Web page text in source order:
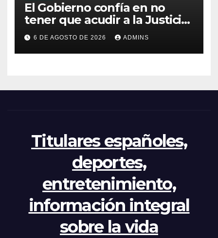
El Gobierno confía en no
tener que acudir a la Justicia
por el reparto de menores
mientras el PP pide la
apertura del Congreso por la
6 DE AGOSTO DE 2026 ADMINS
Titulares españoles,
deportes,
entretenimiento,
información integral
sobre la vida